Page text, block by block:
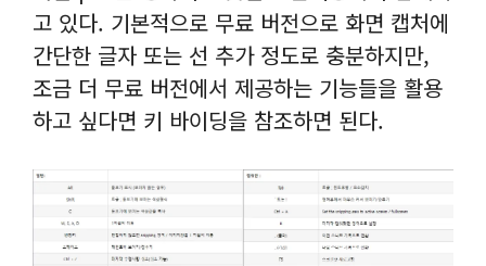
고 있다. 기본적으로 무료 버전으로 화면 캡처에
간단한 글자 또는 선 추가 정도로 충분하지만,
조금 더 무료 버전에서 제공하는 기능들을 활용
하고 싶다면 키 바이딩을 참조하면 된다.